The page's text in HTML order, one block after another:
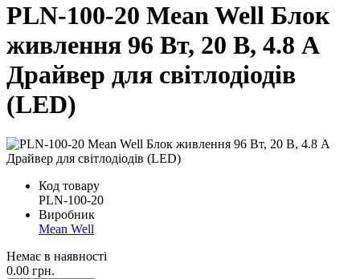
PLN-100-20 Mean Well Блок
живлення 96 Вт, 20 В, 4.8 А
Драйвер для світлодіодів
(LED)
Код товару
PLN-100-20
Виробник
Mean Well
Немає в наявності
0.00 грн.